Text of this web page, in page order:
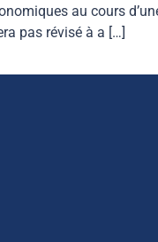
au cours
pas révisé à a […]